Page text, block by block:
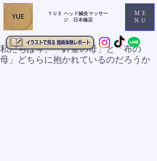
ＹＵＥ ヘッド鍼灸マッサー
ジ 日本橋店
ME
NU
私たちは今、「針金の母」と「布の
母」どちらに抱かれているのだろうか